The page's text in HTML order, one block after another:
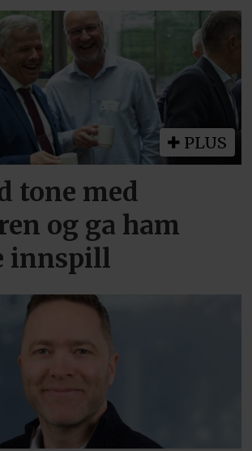
PLUS
tone med
og ga ham
innspill